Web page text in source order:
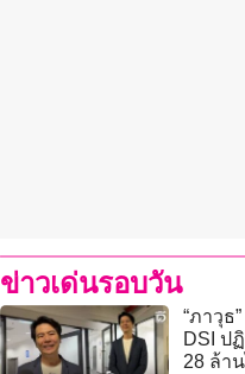
ข่าวเด่นรอบวัน
“ภาวุธ
DSI ป
28 ล้า